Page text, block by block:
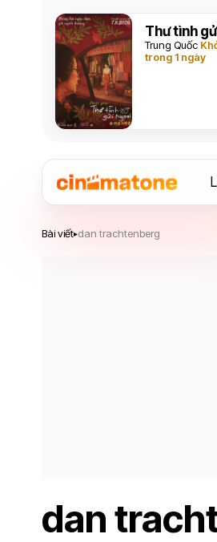
Thư tình
Trung Quốc
trong 1 ngày
Bài viết▸dan trachtenberg
dan